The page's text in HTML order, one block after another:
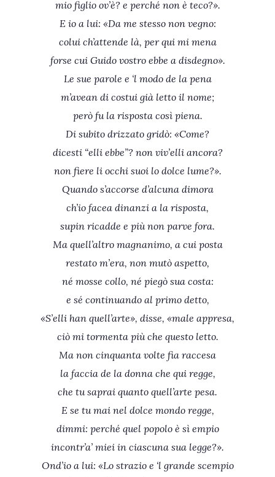
mio figlio ov’è? e perché non è teco?».
E io a lui: «Da me stesso non vegno:
colui ch’attende là, per qui mi mena
forse cui Guido vostro ebbe a disdegno».
Le sue parole e ‘l modo de la pena
m’avean di costui già letto il nome;
però fu la risposta così piena.
Di subito drizzato gridò: «Come?
dicesti “elli ebbe”? non viv’elli ancora?
non fiere li occhi suoi lo dolce lume?».
Quando s’accorse d’alcuna dimora
ch’io facea dinanzi a la risposta,
supin ricadde e più non parve fora.
Ma quell’altro magnanimo, a cui posta
restato m’era, non mutò aspetto,
né mosse collo, né piegò sua costa:
e sé continuando al primo detto,
«S’elli han quell’arte», disse, «male appresa,
ciò mi tormenta più che questo letto.
Ma non cinquanta volte fia raccesa
la faccia de la donna che qui regge,
che tu saprai quanto quell’arte pesa.
E se tu mai nel dolce mondo regge,
dimmi: perché quel popolo è sì empio
incontr’a’ miei in ciascuna sua legge?».
Ond’io a lui: «Lo strazio e ‘l grande scempio